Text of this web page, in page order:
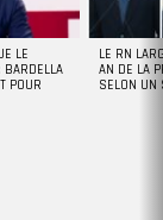
LE
BARDELLA
POUR
LE RN
AN DE LA
SELON UN